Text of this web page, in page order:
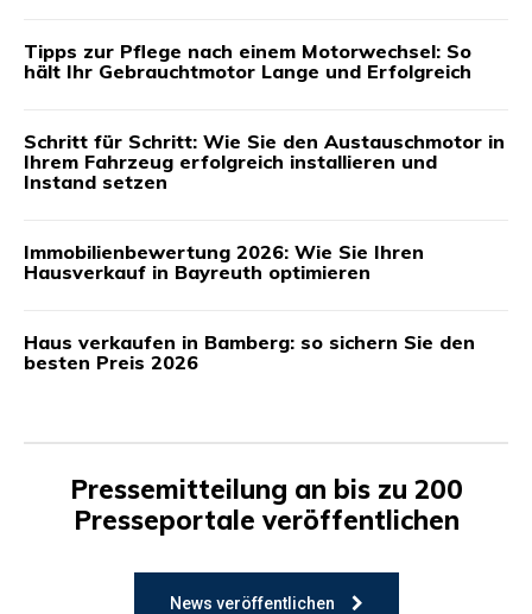
Tipps zur Pflege nach einem Motorwechsel: So
hält Ihr Gebrauchtmotor Lange und Erfolgreich
Schritt für Schritt: Wie Sie den Austauschmotor in
Ihrem Fahrzeug erfolgreich installieren und
Instand setzen
Immobilienbewertung 2026: Wie Sie Ihren
Hausverkauf in Bayreuth optimieren
Haus verkaufen in Bamberg: so sichern Sie den
besten Preis 2026
Pressemitteilung an bis zu 200
Presseportale veröffentlichen
News veröffentlichen